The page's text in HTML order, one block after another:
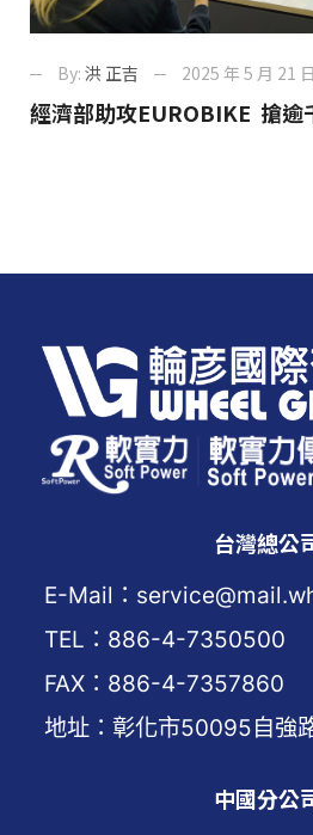
By: 洪 正吉 2025 年 5 月 21 日
經濟部助攻EUROBIKE 搶逾
台灣總公
E-Mail：
TEL：886-4-7350500
FAX：886-4-7357860
地址：彰化市50095自強
中國分公